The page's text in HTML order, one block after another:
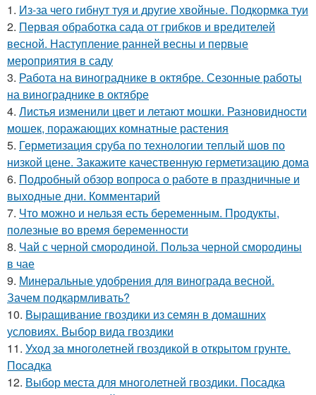
1. Из-за чего гибнут туя и другие хвойные. Подкормка туи
2. Первая обработка сада от грибков и вредителей
весной. Наступление ранней весны и первые
мероприятия в саду
3. Работа на винограднике в октябре. Сезонные работы
на винограднике в октябре
4. Листья изменили цвет и летают мошки. Разновидности
мошек, поражающих комнатные растения
5. Герметизация сруба по технологии теплый шов по
низкой цене. Закажите качественную герметизацию дома
6. Подробный обзор вопроса о работе в праздничные и
выходные дни. Комментарий
7. Что можно и нельзя есть беременным. Продукты,
полезные во время беременности
8. Чай с черной смородиной. Польза черной смородины
в чае
9. Минеральные удобрения для винограда весной.
Зачем подкармливать?
10. Выращивание гвоздики из семян в домашних
условиях. Выбор вида гвоздики
11. Уход за многолетней гвоздикой в открытом грунте.
Посадка
12. Выбор места для многолетней гвоздики. Посадка